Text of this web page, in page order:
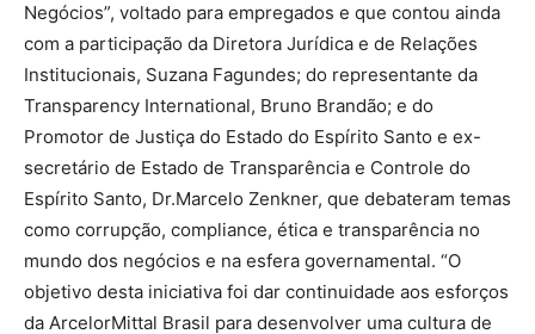
Negócios”, voltado para empregados e que contou ainda
com a participação da Diretora Jurídica e de Relações
Institucionais, Suzana Fagundes; do representante da
Transparency International, Bruno Brandão; e do
Promotor de Justiça do Estado do Espírito Santo e ex-
secretário de Estado de Transparência e Controle do
Espírito Santo, Dr.Marcelo Zenkner, que debateram temas
como corrupção, compliance, ética e transparência no
mundo dos negócios e na esfera governamental. “O
objetivo desta iniciativa foi dar continuidade aos esforços
da ArcelorMittal Brasil para desenvolver uma cultura de